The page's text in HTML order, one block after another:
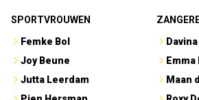
SPORTVROUWEN
Femke Bol
Joy Beune
Jutta Leerdam
Maan